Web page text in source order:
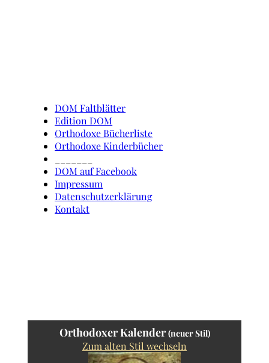
DOM Faltblätter
Edition DOM
Orthodoxe Bücherliste
Orthodoxe Kinderbücher
DOM auf Facebook
Impressum
Datenschutzerklärung
Kontakt
Orthodoxer Kalender(neuer Stil)
Zum alten Stil wechseln